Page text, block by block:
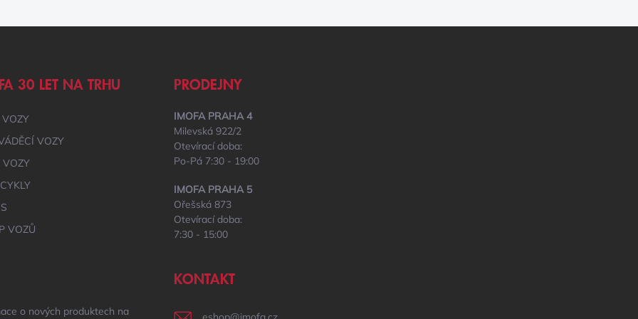
30 LET NA TRHU
VOZY
VOZY
VOZŮ
PRODEJNY
IMOFA PRAHA 4
Milevská 922/2
Otevírací doba:
Po-Pá 7:30 - 19:00
IMOFA PRAHA 5
Ořešská 873
Otevírací doba:
7:30 - 15:00
o nových produktech na
KONTAKT